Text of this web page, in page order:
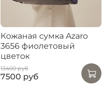
Кожаная сумка Azaro
3656 фиолетовый
цветок
13400 руб
7500 руб